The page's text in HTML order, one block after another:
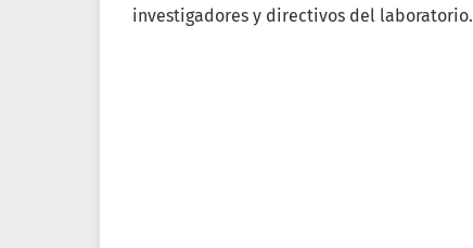
investigadores y directivos del laboratorio.